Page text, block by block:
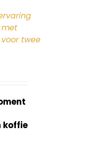
met
twee
koffie